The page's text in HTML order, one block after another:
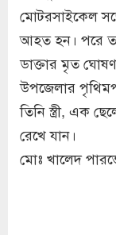
মোটরসাইকেল
আহত হন। পরে
ডাক্তার মৃত
উপজেলার
তিনি স্ত্রী, এক
রেখে যান।
মোঃ খালেদ